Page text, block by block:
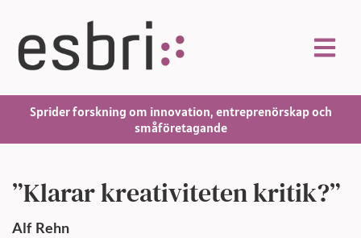
Sprider forskning om innovation, entreprenörskap och
småföretagande
”Klarar kreativiteten kritik?”
Alf Rehn